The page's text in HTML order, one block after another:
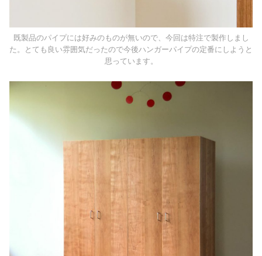
既製品のパイプには好みのものが無いので、今回は特注で製作しまし
た。とても良い雰囲気だったので今後ハンガーパイプの定番にしようと
思っています。